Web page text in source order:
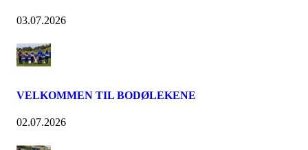
03.07.2026
VELKOMMEN TIL BODØLEKENE
02.07.2026